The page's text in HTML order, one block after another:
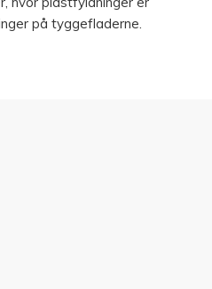
på tyggefladerne.